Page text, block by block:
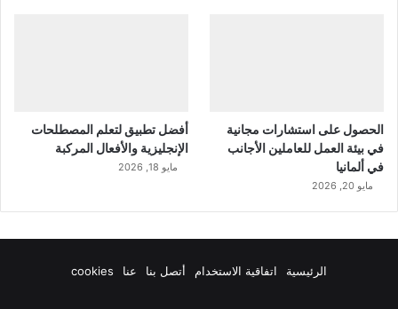
الحصول على استشارات مجانية
في بيئة العمل للعاملين الأجانب
في ألمانيا
مايو 20, 2026
أفضل تطبيق لتعلم المصطلحات
الإنجليزية والأفعال المركبة
مايو 18, 2026
الرئيسية اتفاقية الاستخدام أتصل بنا عنا cookies